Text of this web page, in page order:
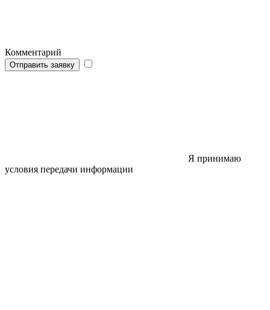
Комментарий
Отправить заявку
Я принимаю
условия передачи информации